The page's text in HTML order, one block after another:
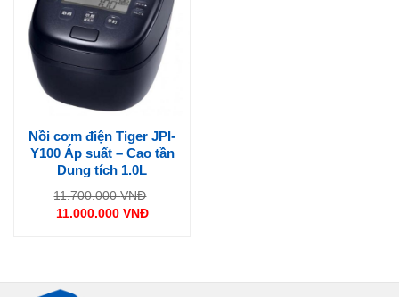
Nồi cơm điện Tiger JPI-
Y100 Áp suất – Cao tần
Dung tích 1.0L
11.700.000VNĐ
11.000.000 VNĐ